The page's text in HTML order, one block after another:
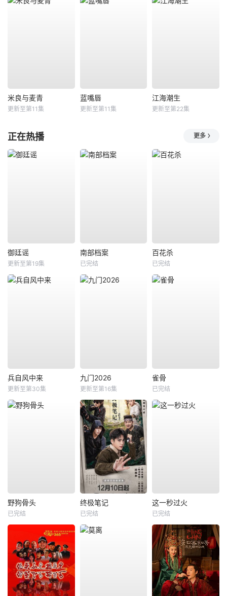
米良与麦青
更新至第11集
蓝嘴唇
更新至第11集
江海潮生
更新至第22集
正在热播 更多
御廷谣
更新至第19集
南部档案
已完结
百花杀
已完结
兵自风中来
更新至第30集
九门2026
更新至第16集
雀骨
已完结
野狗骨头
已完结
终极笔记
已完结
这一秒过火
已完结